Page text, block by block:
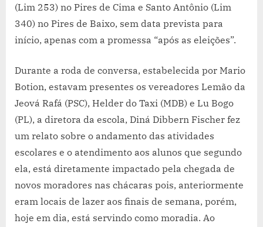
(Lim 253) no Pires de Cima e Santo Antônio (Lim
340) no Pires de Baixo, sem data prevista para
início, apenas com a promessa “após as eleições”.
Durante a roda de conversa, estabelecida por Mario
Botion, estavam presentes os vereadores Lemão da
Jeová Rafá (PSC), Helder do Taxi (MDB) e Lu Bogo
(PL), a diretora da escola, Diná Dibbern Fischer fez
um relato sobre o andamento das atividades
escolares e o atendimento aos alunos que segundo
ela, está diretamente impactado pela chegada de
novos moradores nas chácaras pois, anteriormente
eram locais de lazer aos finais de semana, porém,
hoje em dia, está servindo como moradia. Ao